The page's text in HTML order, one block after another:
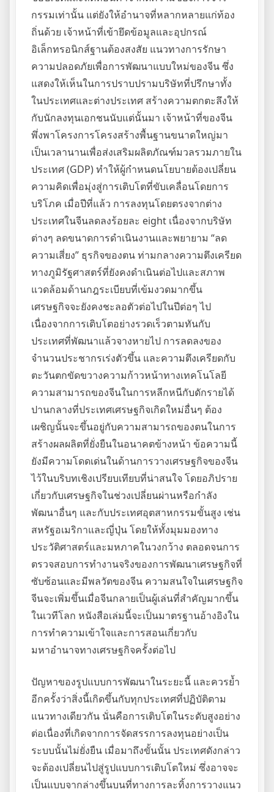
กรรมเท่านั้น แต่ยังให้อำนาจที่หลากหลายแก่ท้อง
ถิ่นด้วย เจ้าหน้าที่เข้ายึดข้อมูลและอุปกรณ์
อิเล็กทรอนิกส์ฐานต้องสงสัย แนวทางการรักษา
ความปลอดภัยเพื่อการพัฒนาแบบใหม่ของจีน ซึ่ง
แสดงให้เห็นในการปราบปรามบริษัทที่ปรึกษาทั้ง
ในประเทศและต่างประเทศ สร้างความตกตะลึงให้
กับนักลงทุนเอกชนนับแต่นั้นมา เจ้าหน้าที่ของจีน
พึ่งพาโครงการโครงสร้างพื้นฐานขนาดใหญ่มา
เป็นเวลานานเพื่อส่งเสริมผลิตภัณฑ์มวลรวมภายใน
ประเทศ (GDP) ทำให้ผู้กำหนดนโยบายต้องเปลี่ยน
ความคิดเพื่อมุ่งสู่การเติบโตที่ขับเคลื่อนโดยการ
บริโภค เมื่อปีที่แล้ว การลงทุนโดยตรงจากต่าง
ประเทศในจีนลดลงร้อยละ eight เนื่องจากบริษัท
ต่างๆ ลดขนาดการดำเนินงานและพยายาม “ลด
ความเสี่ยง” ธุรกิจของตน ท่ามกลางความตึงเครียด
ทางภูมิรัฐศาสตร์ที่ยังคงดำเนินต่อไปและสภาพ
แวดล้อมด้านกฎระเบียบที่เข้มงวดมากขึ้น
เศรษฐกิจจะยังคงชะลอตัวต่อไปในปีต่อๆ ไป
เนื่องจากการเติบโตอย่างรวดเร็วตามทันกับ
ประเทศที่พัฒนาแล้วจางหายไป การลดลงของ
จำนวนประชากรเร่งตัวขึ้น และความตึงเครียดกับ
ตะวันตกขัดขวางความก้าวหน้าทางเทคโนโลยี
ความสามารถของจีนในการหลีกหนีกับดักรายได้
ปานกลางที่ประเทศเศรษฐกิจเกิดใหม่อื่นๆ ต้อง
เผชิญนั้นจะขึ้นอยู่กับความสามารถของตนในการ
สร้างผลผลิตที่ยั่งยืนในอนาคตข้างหน้า ข้อความนี้
ยังมีความโดดเด่นในด้านการวางเศรษฐกิจของจีน
ไว้ในบริบทเชิงเปรียบเทียบที่น่าสนใจ โดยอภิปราย
เกี่ยวกับเศรษฐกิจในช่วงเปลี่ยนผ่านหรือกำลัง
พัฒนาอื่นๆ และกับประเทศอุตสาหกรรมขั้นสูง เช่น
สหรัฐอเมริกาและญี่ปุ่น โดยให้ทั้งมุมมองทาง
ประวัติศาสตร์และมหภาคในวงกว้าง ตลอดจนการ
ตรวจสอบการทำงานจริงของการพัฒนาเศรษฐกิจที่
ซับซ้อนและมีพลวัตของจีน ความสนใจในเศรษฐกิจ
จีนจะเพิ่มขึ้นเมื่อจีนกลายเป็นผู้เล่นที่สำคัญมากขึ้น
ในเวทีโลก หนังสือเล่มนี้จะเป็นมาตรฐานอ้างอิงใน
การทำความเข้าใจและการสอนเกี่ยวกับ
มหาอำนาจทางเศรษฐกิจครั้งต่อไป
ปัญหาของรูปแบบการพัฒนาในระยะนี้ และควรย้ำ
อีกครั้งว่าสิ่งนี้เกิดขึ้นกับทุกประเทศที่ปฏิบัติตาม
แนวทางเดียวกัน นั่นคือการเติบโตในระดับสูงอย่าง
ต่อเนื่องที่เกิดจากการจัดสรรการลงทุนอย่างเป็น
ระบบนั้นไม่ยั่งยืน เมื่อมาถึงขั้นนั้น ประเทศดังกล่าว
จะต้องเปลี่ยนไปสู่รูปแบบการเติบโตใหม่ ซึ่งอาจจะ
เป็นแบบจากล่างขึ้นบนที่ทางการละทิ้งการวางแนว